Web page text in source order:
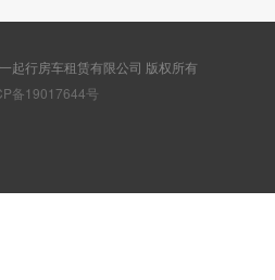
起行房车租赁有限公司 版权所有
备19017644号